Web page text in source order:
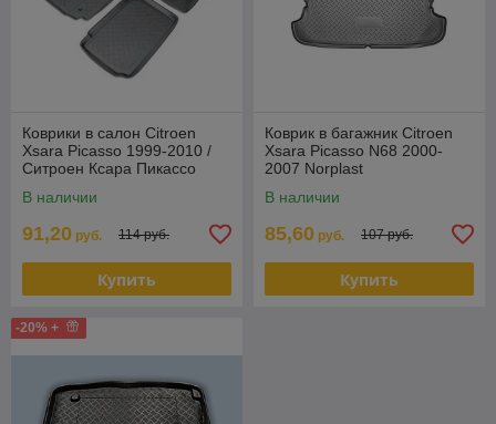
Коврики в салон Citroen
Xsara Picasso 1999-2010 /
Ситроен Ксара Пикассо
В наличии
91,20 руб. 114 руб.
Купить
Коврик в багажник Citroen
Xsara Picasso N68 2000-
2007 Norplast
В наличии
85,60 руб. 107 руб.
Купить
-20% +